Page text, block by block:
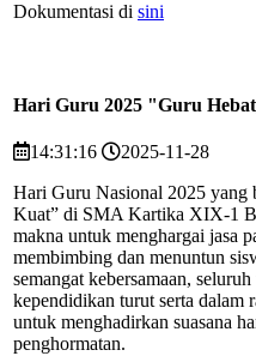
Dokumentasi di sini
Hari Guru 2025 "Guru
14:31:16
2025-11-28
Hari Guru Nasional 2025 yang
Kuat” di SMA Kartika XIX-1
makna untuk menghargai jasa
membimbing dan menuntun
semangat kebersamaan,
kependidikan turut serta dalam
untuk menghadirkan suasana
penghormatan.